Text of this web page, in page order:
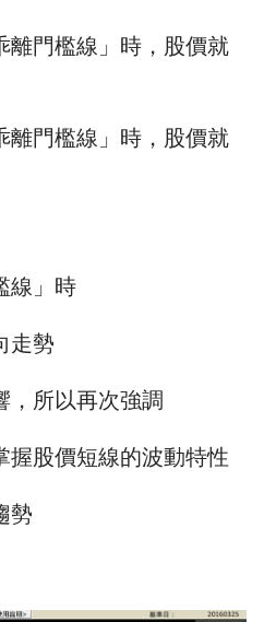
離門檻線」時，股價就
離門檻線」時，股價就
線」時
走勢
，所以再次強調
握股價短線的波動特性
勢